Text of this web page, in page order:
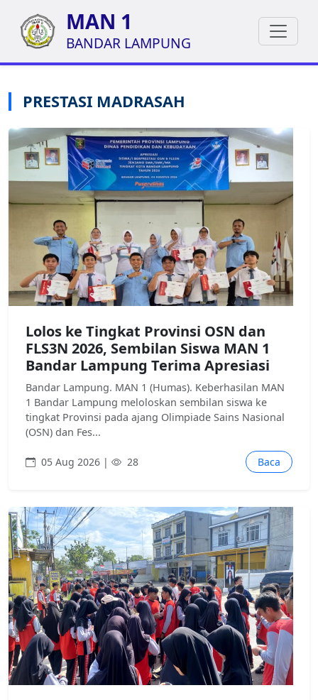
MAN 1
BANDAR LAMPUNG
PRESTASI MADRASAH
Lolos ke Tingkat Provinsi OSN dan
FLS3N 2026, Sembilan Siswa MAN 1
Bandar Lampung Terima Apresiasi
Bandar Lampung. MAN 1 (Humas). Keberhasilan MAN
1 Bandar Lampung meloloskan sembilan siswa ke
tingkat Provinsi pada ajang Olimpiade Sains Nasional
(OSN) dan Fes...
05 Aug 2026 | 28 Baca